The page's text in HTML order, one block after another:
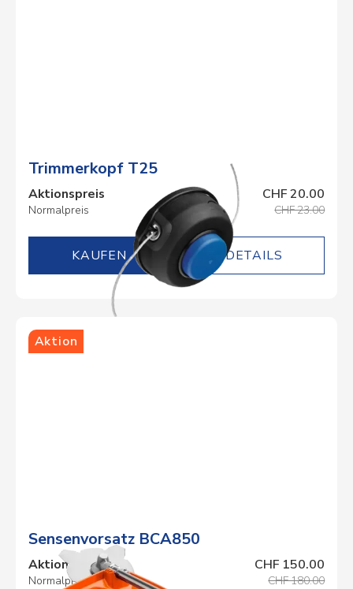
Trimmerkopf T25
Aktionspreis CHF 20.00
Normalpreis CHF 23.00
DETAILS
Aktion
Sensenvorsatz BCA850
Aktionspreis CHF 150.00
Normalpreis CHF 180.00